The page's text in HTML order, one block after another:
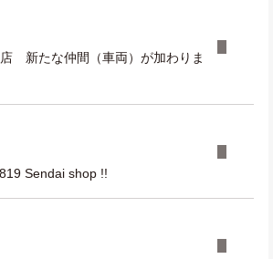
新たな仲間（車両）が加わりま
Sendai shop !!